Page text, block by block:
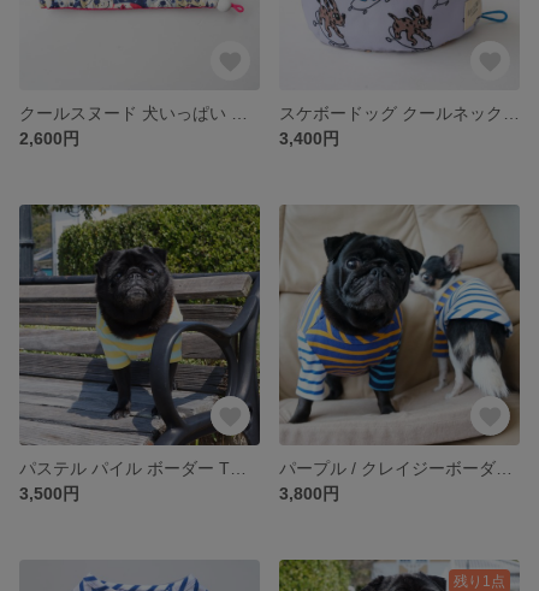
2,600円
3,400円
3,500円
3,800円
残り1点